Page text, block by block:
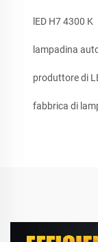
lED H7 4300 K
lampadina
produttore di
fabbrica di